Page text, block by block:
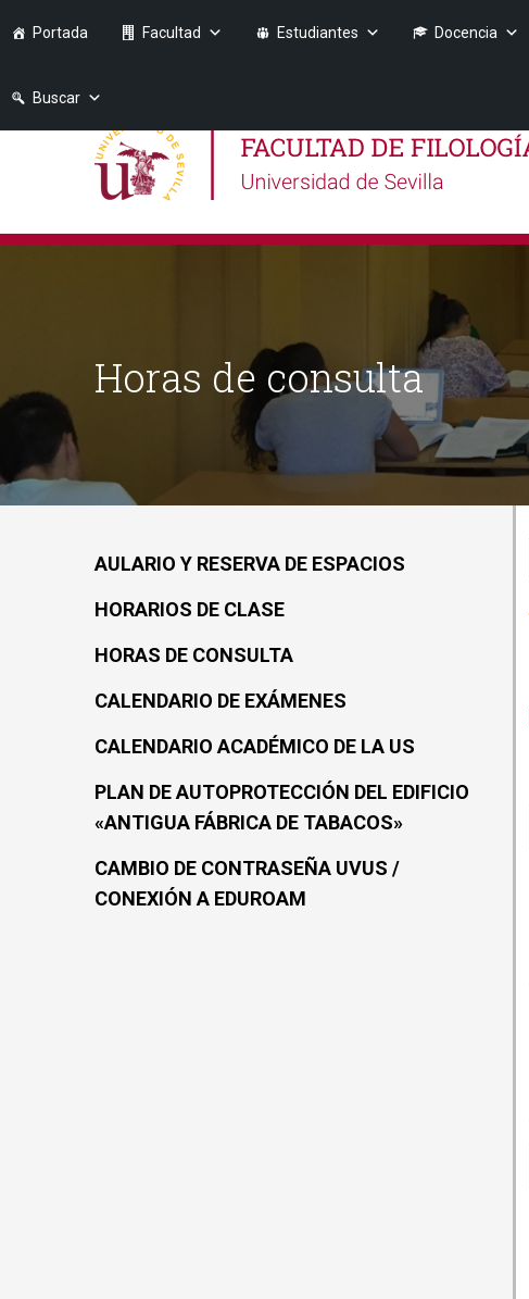
Portada Facultad Estudiantes Docencia
Buscar
Horas de consulta
AULARIO Y RESERVA DE ESPACIOS
HORARIOS DE CLASE
HORAS DE CONSULTA
CALENDARIO DE EXÁMENES
CALENDARIO ACADÉMICO DE LA US
PLAN DE AUTOPROTECCIÓN DEL EDIFICIO
«ANTIGUA FÁBRICA DE TABACOS»
CAMBIO DE CONTRASEÑA UVUS /
CONEXIÓN A EDUROAM